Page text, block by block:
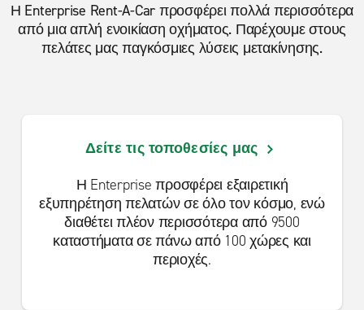
Η Enterprise Rent-A-Car προσφέρει πολλά περισσότερα
από μια απλή ενοικίαση οχήματος. Παρέχουμε στους
πελάτες μας παγκόσμιες λύσεις μετακίνησης.
Δείτε τις τοποθεσίες μας
Η Enterprise προσφέρει εξαιρετική
εξυπηρέτηση πελατών σε όλο τον κόσμο, ενώ
διαθέτει πλέον περισσότερα από 9500
καταστήματα σε πάνω από 100 χώρες και
περιοχές.